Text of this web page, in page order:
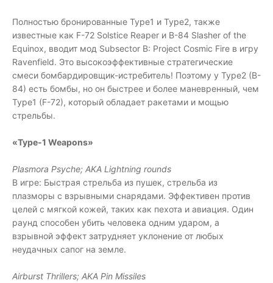
Полностью бронированные Type1 и Type2, также
известные как F-72 Solstice Reaper и B-84 Slasher of the
Equinox, вводит мод Subsector B: Project Cosmic Fire в игру
Ravenfield. Это высокоэффективные стратегические
смеси бомбардировщик-истребитель! Поэтому у Type2 (B-
84) есть бомбы, но он быстрее и более маневренный, чем
Type1 (F-72), который обладает ракетами и мощью
стрельбы.
«Type-1 Weapons»
Plasmora Psyche; AKA Lightning rounds
В игре: Быстрая стрельба из пушек, стрельба из
плазморы с взрывными снарядами. Эффективен против
целей с мягкой кожей, таких как пехота и авиация. Один
раунд способен убить человека одним ударом, а
взрывной эффект затрудняет уклонение от любых
неудачных сапог на земле.
Airburst Thrillers; AKA Pin Missiles